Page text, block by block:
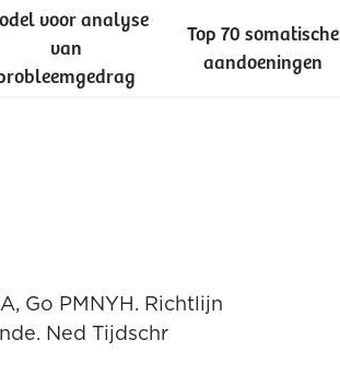
voor analyse
van
Top 70 somatische
aandoeningen
Go PMNYH. Richtlijn
Ned Tijdschr